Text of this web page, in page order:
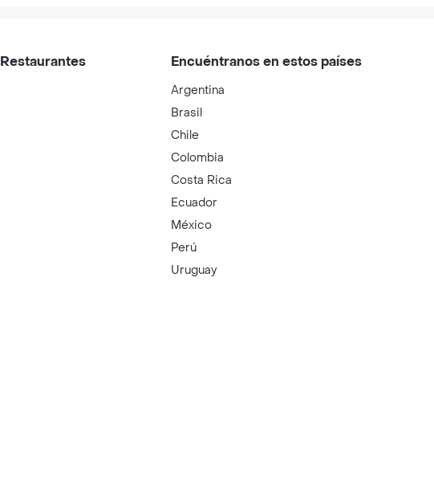
Encuéntranos en estos países
Argentina
Brasil
Chile
Colombia
Costa Rica
Ecuador
México
Perú
Uruguay